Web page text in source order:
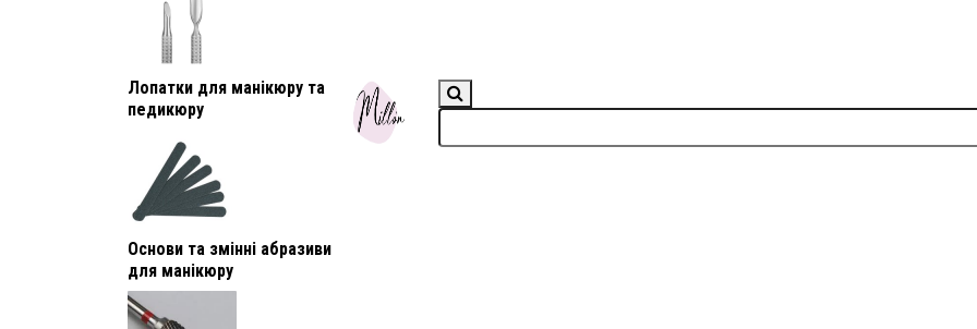
Лопатки для манікюру та
педикюру
Основи та змінні абразиви
для манікюру